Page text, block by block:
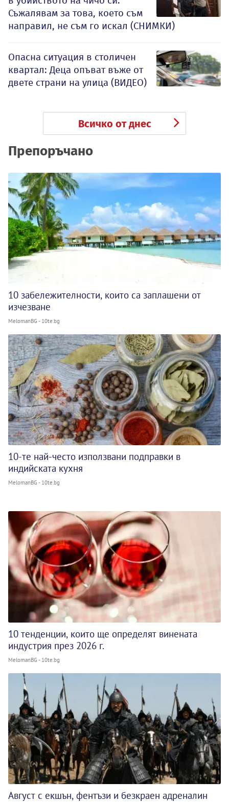
Съжалявам за това, което съм
направил, не съм го искал (СНИМКИ)
Опасна ситуация в столичен
квартал: Деца опъват въже от
двете страни на улица (ВИДЕО)
Всичко от днес
Препоръчано
10 забележителности, които са заплашени от
изчезване
MelomanBG - 10te.bg
10-те най-често използвани подправки в
индийската кухня
MelomanBG - 10te.bg
10 тенденции, които ще определят винената
индустрия през 2026 г.
MelomanBG - 10te.bg
Август с екшън, фентъзи и безкраен адреналин